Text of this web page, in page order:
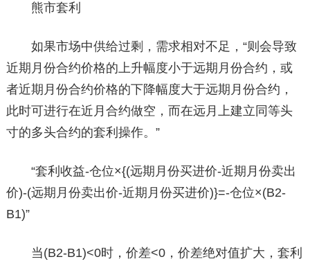
熊市套利
如果市场中供给过剩，需求相对不足，“则会导致
近期月份合约价格的上升幅度小于远期月份合约，或
者近期月份合约价格的下降幅度大于远期月份合约，
此时可进行在近月合约做空，而在远月上建立同等头
寸的多头合约的套利操作。”
“套利收益-仓位×{(远期月份买进价-近期月份卖出
价)-(远期月份卖出价-近期月份买进价)}=-仓位×(B2-
B1)”
当(B2-B1)<0时，价差<0，价差绝对值扩大，套利